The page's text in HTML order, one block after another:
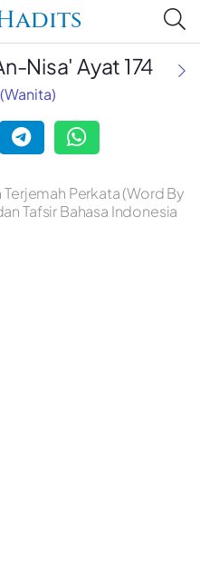
Nisa' Ayat 174
Perkata (Word By
Tafsir Bahasa Indonesia